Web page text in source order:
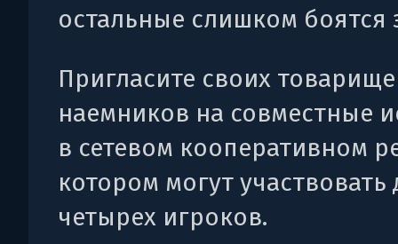
остальные слишком боятся
Пригласите своих
наемников на совместные
в сетевом кооперативном
котором могут участвовать
четырех игроков.